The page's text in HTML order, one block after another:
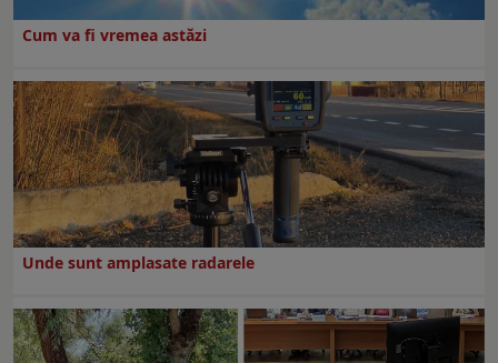
Cum va fi vremea astăzi
Unde sunt amplasate radarele